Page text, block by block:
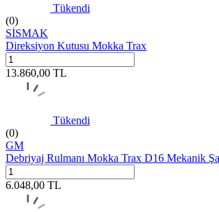
Tükendi
(0)
SİSMAK
Direksiyon Kutusu Mokka Trax
13.860,00 TL
Tükendi
(0)
GM
Debriyaj Rulmanı Mokka Trax D16 Mekanik
6.048,00 TL